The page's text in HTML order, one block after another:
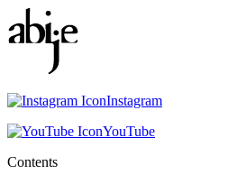
Instagram
YouTube
Contents